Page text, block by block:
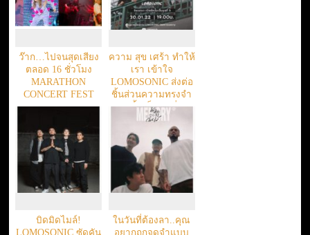
ว๊าก…ไปจนสุดเสียง
ตลอด 16 ชั่วโมง
MARATHON
CONCERT FEST
ความ สุข เศร้า ทำให้
เรา เข้าใจ
LOMOSONIC ส่งต่อ
ชิ้นส่วนความทรงจำ
อัลบั้มเต็มชุดที่ 5
“PIECES OF
MEMORIES”
บิดมิดไมล์!
LOMOSONIC ซัดคัน
ในวันที่ต้องลา..คุณ
อยากถูกจดจำแบบ